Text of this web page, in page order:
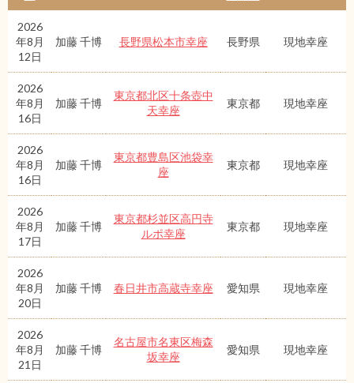
2026
年8月
12日
加藤 千博 長野県松本市幸座 長野県 現地幸座
2026
年8月
16日
加藤 千博
東京都北区十条壺中
天幸座
東京都 現地幸座
2026
年8月
16日
加藤 千博
東京都豊島区池袋幸
座
東京都 現地幸座
2026
年8月
17日
加藤 千博
東京都杉並区高円寺
ルポ幸座
東京都 現地幸座
2026
年8月
20日
加藤 千博 春日井市高蔵寺幸座 愛知県 現地幸座
2026
年8月
21日
加藤 千博
名古屋市名東区梅森
坂幸座
愛知県 現地幸座